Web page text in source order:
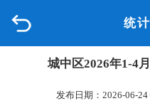
统
品质城中城中区2026年1-4
发布日期：2026-06-